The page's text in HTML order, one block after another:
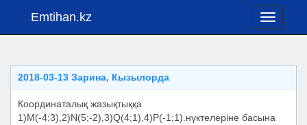
Emtihan.kz
Toggle
2018-03-13 Зарина, Кызылорда
Координаталық жазықтыққа
1)М(-4;3),2)N(5;-2),3)Q(4;1),4)P(-1;1).нүктелеріне басына